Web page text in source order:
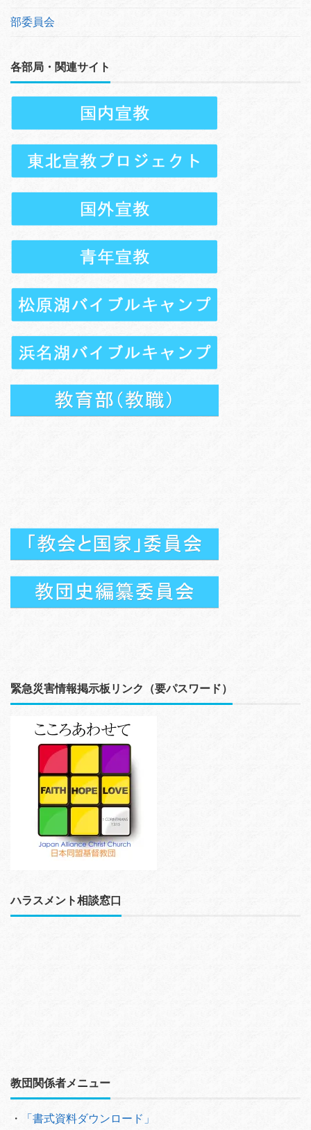
部委員会
各部局・関連サイト
緊急災害情報掲示板リンク（要パスワード）
ハラスメント相談窓口
教団関係者メニュー
・ 「書式資料ダウンロード」